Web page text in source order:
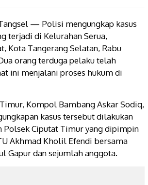
— Polisi mengungkap kasus
terjadi di Kelurahan Serua,
Kota Tangerang Selatan, Rabu
orang terduga pelaku telah
ini menjalani proses hukum di
Kompol Bambang Askar Sodiq,
kasus tersebut dilakukan
Polsek Ciputat Timur yang dipimpin
Akhmad Kholil Efendi bersama
Gapur dan sejumlah anggota.